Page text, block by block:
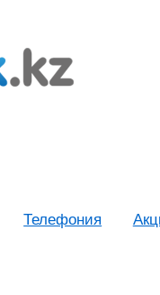
Телефония